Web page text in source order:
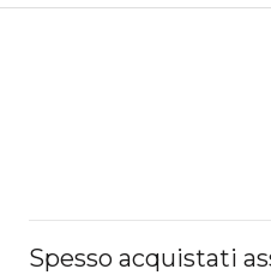
Spesso acquistati